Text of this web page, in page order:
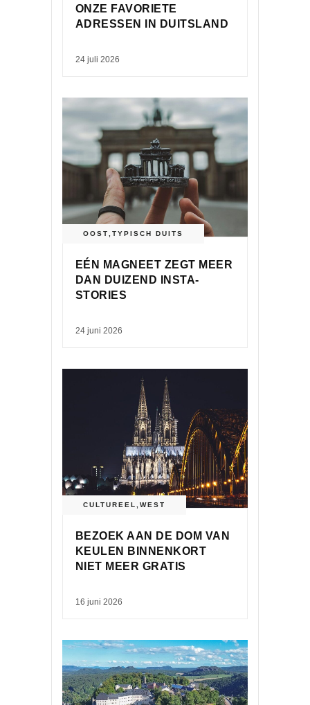
ONZE FAVORIETE
ADRESSEN IN DUITSLAND
24 juli 2026
OOST TYPISCH DUITS
EÉN MAGNEET ZEGT MEER
DAN DUIZEND INSTA-
STORIES
24 juni 2026
CULTUREEL WEST
BEZOEK AAN DE DOM VAN
KEULEN BINNENKORT
NIET MEER GRATIS
16 juni 2026